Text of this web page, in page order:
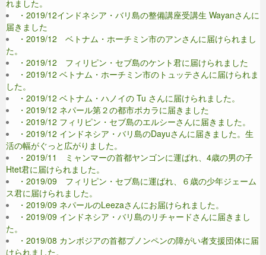
れました。
・2019/12インドネシア・バリ島の整備講座受講生 Wayanさんに
届きました
・2019/12 ベトナム・ホーチミン市のアンさんに届けられまし
た。
・2019/12 フィリピン・セブ島のケント君に届けられました
・2019/12 ベトナム・ホーチミン市のトュッテさんに届けられま
した。
・2019/12 ベトナム・ハノイの Tu さんに届けられました。
・2019/12 ネパール第２の都市ポカラに届きました
・2019/12 フィリピン・セブ島のエルシーさんに届きました。
・2019/12 インドネシア・バリ島のDayuさんに届きました。生
活の幅がぐっと広がりました。
・2019/11 ミャンマーの首都ヤンゴンに運ばれ、4歳の男の子
Htet君に届けられました。
・2019/09 フィリピン・セブ島に運ばれ、６歳の少年ジェーム
ス君に届けられました。
・2019/09 ネパールのLeezaさんにお届けられました。
・2019/09 インドネシア・バリ島のリチャードさんに届きまし
た。
・2019/08 カンボジアの首都プノンペンの障がい者支援団体に届
けられました。